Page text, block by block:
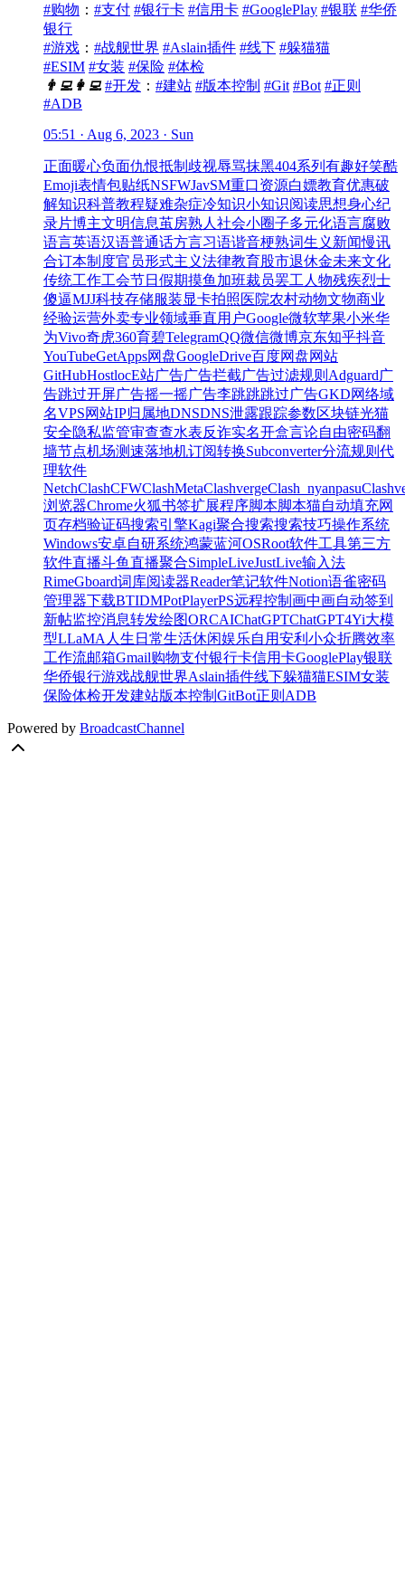
#购物 ： #支付 #银行卡 #信用卡 #GooglePlay #银联 #华侨
银行
#游戏 ： #战舰世界 #Aslain插件 #线下 #躲猫猫
#ESIM #女装 #保险 #体检
👨‍💻👩‍💻 #开发 ： #建站 #版本控制 #Git #Bot #正则
#ADB
05:51 · Aug 6, 2023 · Sun
正面暖心负面仇恨抵制 歧视辱骂抹黑404系列 有趣好笑酷
Emoji表情包贴纸NSFWJavSM重口资源白嫖教育优惠破
解知识科普教程疑难杂症冷知识小知识阅读思想身心纪
录片博主文明信息茧房熟人社会小圈子多元化语言腐败
语言英语汉语普通话方言习语谐音梗熟词生义 新闻慢讯
合订本制度官员形式主义法律教育股市退休金未来文化
传统工作工会节日 假期摸鱼 加班裁员罢工 人物残疾烈士
傻逼MJJ科技存储服装显卡拍照医院农村动物文物商业
经验运营外卖专业领域垂直用户Google微软苹果小米华
为Vivo奇虎360育碧TelegramQQ微信微博京东知乎抖音
YouTubeGetApps网盘GoogleDrive百度网盘网站
GitHubHostlocE站广告广告拦截广告过滤规则 Adguard广
告跳过开屏广告摇一摇广告李跳跳跳过广告GKD网络域
名VPS网站IP归属地DNSDNS泄露跟踪参数区块链光猫
安全隐私监管审查查水表反诈实名开盒言论自由密码翻
墙节点机场测速落地机订阅转换Subconverter分流规则 代
理软件
NetchClashCFWClashMetaClashvergeClash_nyanpasu
浏览器Chrome火狐书签扩展程序脚本脚本猫自动填充网
页存档验证码搜索引擎Kagi聚合搜索搜索技巧操作系统
Windows安卓自研系统鸿蒙蓝河OSRoot软件工具第三方
软件直播斗鱼直播聚合SimpleLiveJustLive输入法
RimeGboard词库阅读器Reader笔记软件Notion语雀密码
管理器下载BTIDMPotPlayerPS远程控制 画中画自动签到
新帖监控消息转发绘图ORCAIChatGPTChatGPT4Yi大模
型LLaMA 人生 日常生活休闲娱乐自用安利 小众折腾效率
工作流邮箱Gmail购物支付银行卡信用卡GooglePlay银联
华侨银行游戏战舰世界Aslain插件线下躲猫猫ESIM女装
保险体检开发建站版本控制 GitBot正则 ADB
Powered by BroadcastChannel